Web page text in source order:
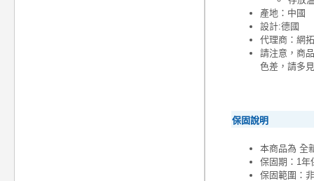
產地：中國
設計:德國
代理商：網
請注意，商
色差，請多
保固說明
本商品為 全
保固期：1年
保固範圍：